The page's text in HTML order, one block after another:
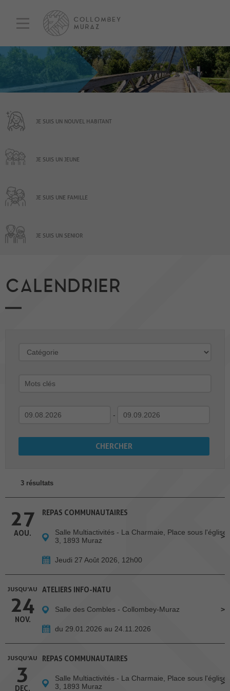
JE SUIS UN NOUVEL HABITANT
JE SUIS UN JEUNE
JE SUIS UNE FAMILLE
JE SUIS UN SENIOR
CALENDRIER
-
3 résultats
27
AOU.
REPAS COMMUNAUTAIRES
Salle Multiactivités - La Charmaie, Place sous l'église
3, 1893 Muraz
Jeudi 27 Août 2026, 12h00
JUSQU'AU
24
NOV.
ATELIERS INFO-NATU
Salle des Combles - Collombey-Muraz
du 29.01.2026 au 24.11.2026
JUSQU'AU
3
DEC.
REPAS COMMUNAUTAIRES
Salle Multiactivités - La Charmaie, Place sous l'église
3, 1893 Muraz